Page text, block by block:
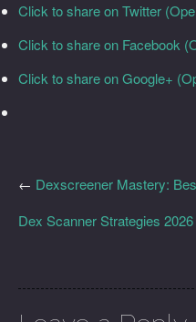
Click to share on Twitter
Click to share on Facebook
Click to share on Google+
← Dexscreener Mastery:
Dex Scanner Strategies 2026